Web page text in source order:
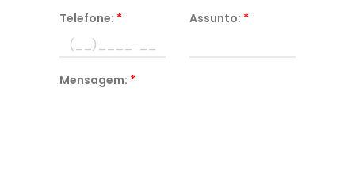
Telefone: * Assunto: *
Mensagem: *